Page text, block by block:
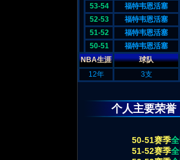
53-54
福特韦恩活塞
52-53
福特韦恩活塞
51-52
福特韦恩活塞
50-51
福特韦恩活塞
NBA生涯
球队
12年
3支
个人主要荣誉
50-51赛季
51-52赛季